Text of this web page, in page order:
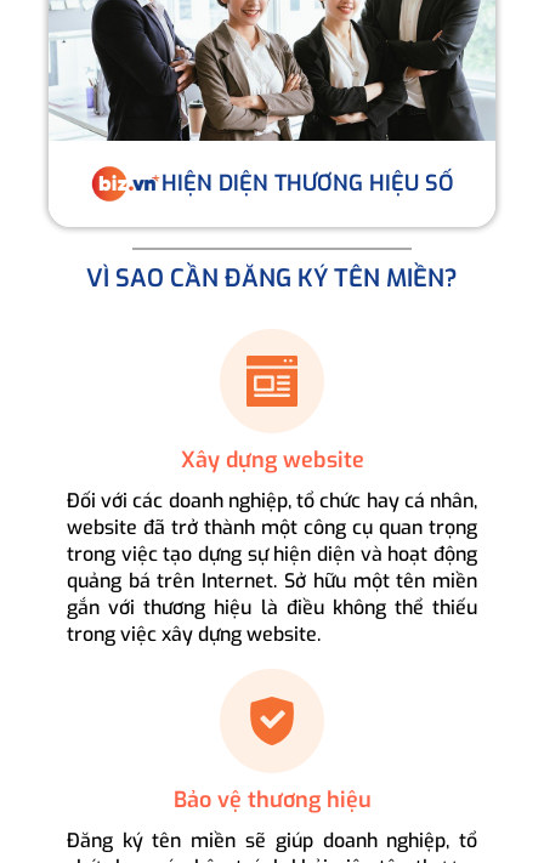
HIỆN DIỆN THƯƠNG HIỆU SỐ
VÌ SAO CẦN ĐĂNG KÝ TÊN MIỀN?
Xây dựng website
Đối với các doanh nghiệp, tổ chức hay cá nhân,
website đã trở thành một công cụ quan trọng
trong việc tạo dựng sự hiện diện và hoạt động
quảng bá trên Internet. Sở hữu một tên miền
gắn với thương hiệu là điều không thể thiếu
trong việc xây dựng website.
Bảo vệ thương hiệu
Đăng ký tên miền sẽ giúp doanh nghiệp, tổ